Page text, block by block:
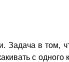
Задача в том,
с одного